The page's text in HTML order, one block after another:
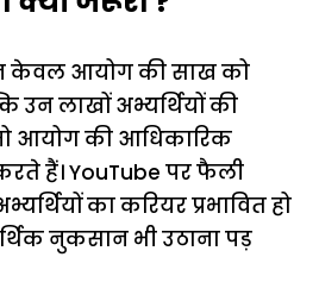
केवल आयोग की साख को
उन लाखों अभ्यर्थियों की
आयोग की आधिकारिक
हैं। YouTube पर फैली
का करियर प्रभावित हो
नुकसान भी उठाना पड़